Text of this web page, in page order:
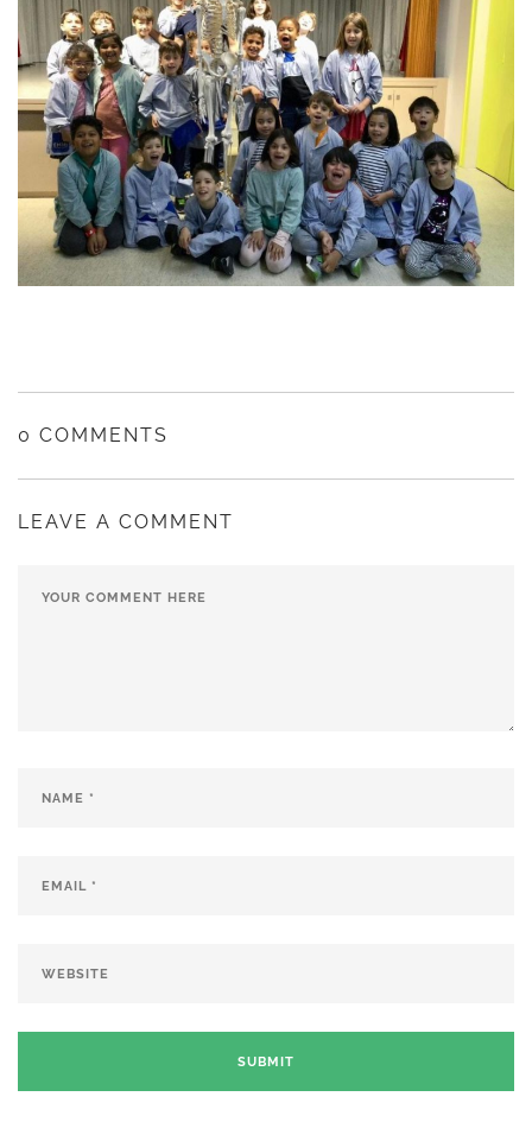
0 COMMENTS
LEAVE A COMMENT